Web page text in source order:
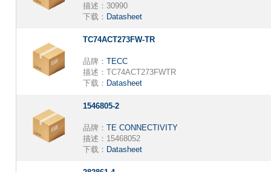
描述： 30990
下载： Datasheet
TC74ACT273FW-TR
品牌： TECC
描述： TC74ACT273FWTR
下载： Datasheet
1546805-2
品牌： TE CONNECTIVITY
描述： 15468052
下载： Datasheet